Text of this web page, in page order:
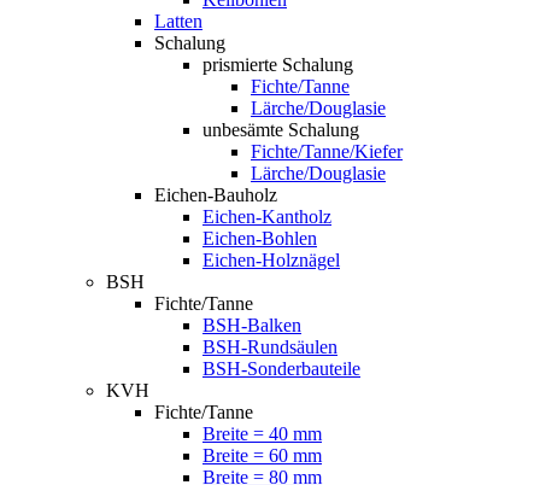
Latten
Schalung
prismierte Schalung
Fichte/Tanne
Lärche/Douglasie
unbesämte Schalung
Fichte/Tanne/Kiefer
Lärche/Douglasie
Eichen-Bauholz
Eichen-Kantholz
Eichen-Bohlen
Eichen-Holznägel
BSH
Fichte/Tanne
BSH-Balken
BSH-Rundsäulen
BSH-Sonderbauteile
KVH
Fichte/Tanne
Breite = 40 mm
Breite = 60 mm
Breite = 80 mm